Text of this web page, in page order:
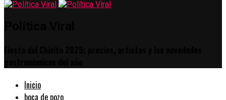
Inicio
boca de pozo